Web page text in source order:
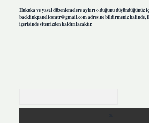
Hukuka ve yasal düzenlemelere aykırı olduğunu düşündüğünüz
backlinkpanelicomtr@gmail.comadresine bildirmeniz halinde,
içerisinde sitemizden kaldırılacaktır.